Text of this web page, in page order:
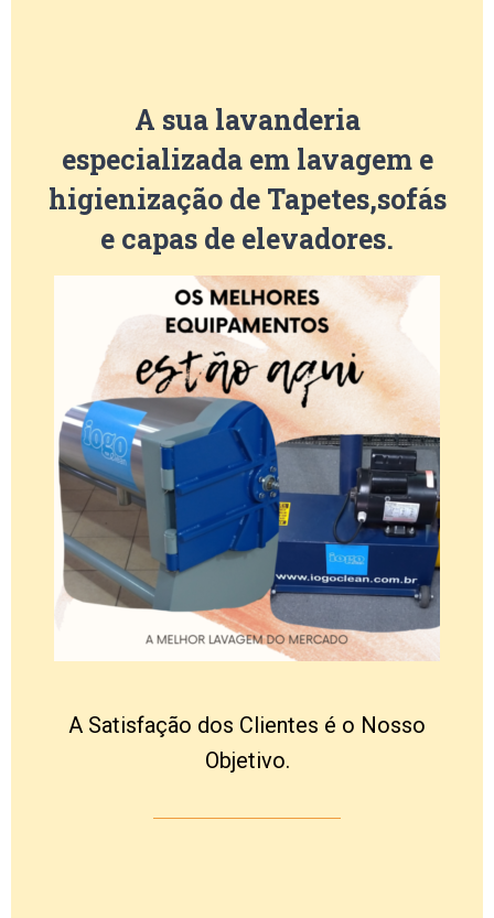
A sua lavanderia
especializada em lavagem e
higienização de Tapetes,sofás
e capas de elevadores.
A Satisfação dos Clientes é o Nosso
Objetivo.